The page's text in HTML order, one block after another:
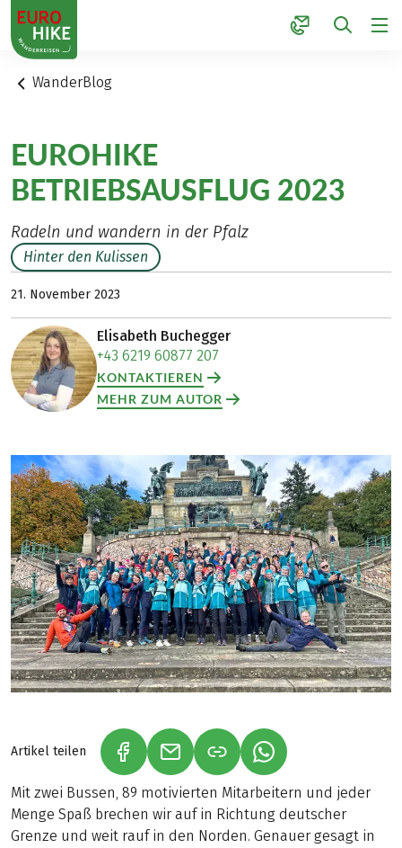
1
WanderBlog
EUROHIKE
BETRIEBSAUSFLUG 2023
Radeln und wandern in der Pfalz
Hinter den Kulissen
21. November 2023
Elisabeth Buchegger
+43 6219 60877 207
KONTAKTIEREN
MEHR ZUM AUTOR
Artikel teilen (LINK ÖFFNET IN NEUEM TAB)
(LINK ÖFFNET IN NEUEM TAB)
(LINK ÖFFNET IN
Mit zwei Bussen, 89 motivierten Mitarbeitern und jeder
Menge Spaß brechen wir auf in Richtung deutscher
Grenze und weit rauf in den Norden. Genauer gesagt in